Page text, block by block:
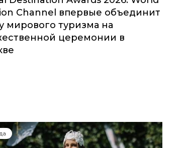
Channel впервые объединит
мирового туризма на
церемонии в